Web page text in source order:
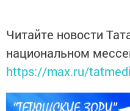
Читайте новости
национальном
https://max.ru/